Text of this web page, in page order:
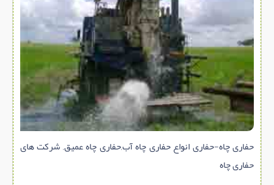
برقی,روشنایی,ایمنی
تاسیسات ساختمان
ابزار آلات ساختمانی
تعمیر و نگهداری ساختمان
محوطه سازی و نما
ماشین آلات ساختمانی
ژئوتکنیک
متفرقه
حفاری چاه-حفاری انواع حفاری چاه آب,حفاری چاه عمیق, شرکت های
حفاری چاه